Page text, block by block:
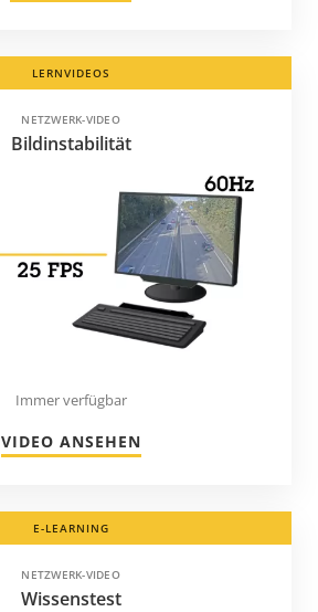
LERNVIDEOS
NETZWERK-VIDEO
Bildinstabilität
Immer verfügbar
VIDEO ANSEHEN
E-LEARNING
NETZWERK-VIDEO
Wissenstest